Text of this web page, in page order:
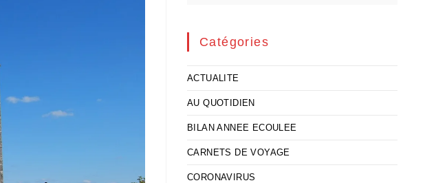
Catégories
ACTUALITE
AU QUOTIDIEN
BILAN ANNEE ECOULEE
CARNETS DE VOYAGE
CORONAVIRUS